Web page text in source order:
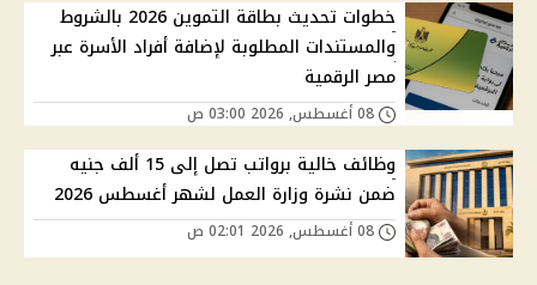
خطوات تحديث بطاقة التموين 2026 بالشروط
والمستندات المطلوبة لإضافة أفراد الأسرة عبر
مصر الرقمية
وظائف خالية برواتب تصل إلى 15 ألف جنيه
ضمن نشرة وزارة العمل لشهر أغسطس 2026